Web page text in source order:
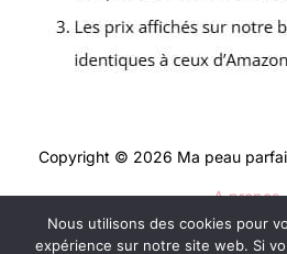
Copyright © 2026 Ma peau
A propos
Contact
Nous utilisons des cookies pour
expérience sur notre site web. Si